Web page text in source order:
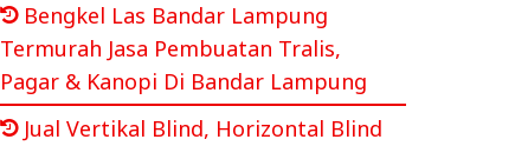
Bengkel Las Bandar Lampung
Termurah Jasa Pembuatan Tralis,
Pagar & Kanopi Di Bandar Lampung
Jual Vertikal Blind, Horizontal Blind